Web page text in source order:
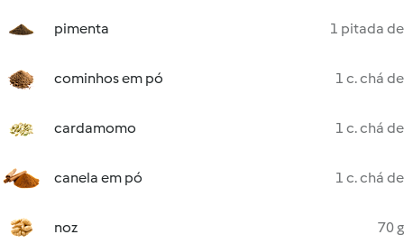
pimenta 1 pitada de
cominhos em pó 1 c. chá de
cardamomo 1 c. chá de
canela em pó 1 c. chá de
noz 70 g